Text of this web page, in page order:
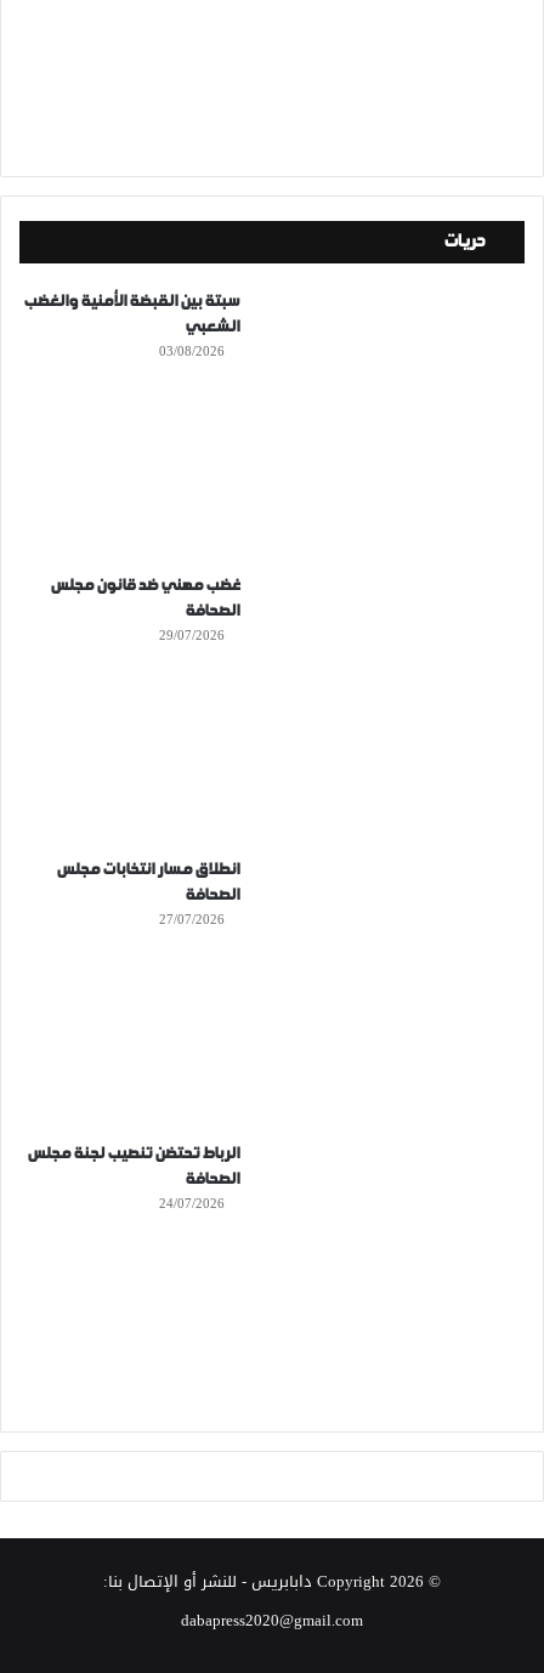
حريات
سبتة بين القبضة الأمنية والغضب
الشعبي
03/08/2026
غضب مهني ضد قانون مجلس
الصحافة
29/07/2026
انطلاق مسار انتخابات مجلس
الصحافة
27/07/2026
الرباط تحتضن تنصيب لجنة مجلس
الصحافة
24/07/2026
© Copyright 2026 دابابريس- للنشر أو الإتصال بنا:
dabapress2020@gmail.com